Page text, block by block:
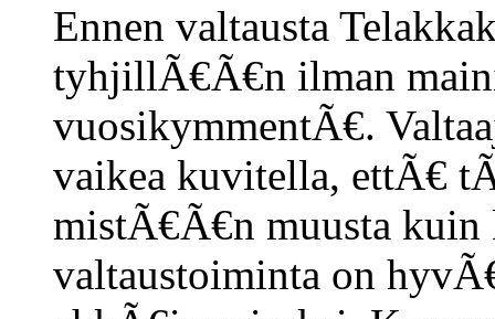
Ennen valtausta
tyhjillÃ€Ã€n ilman
vuosikymmentÃ€.
vaikea kuvitella, ettÃ€
mistÃ€Ã€n muusta kuin
valtaustoiminta on